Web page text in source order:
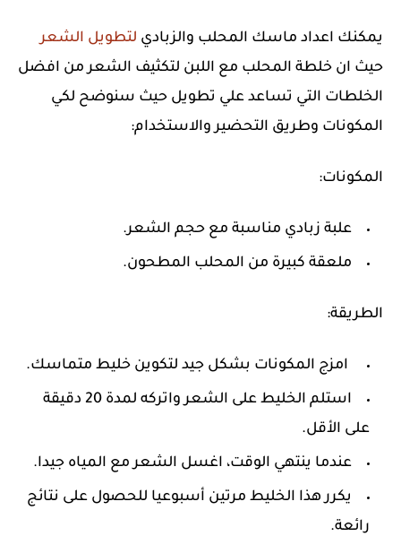
يمكنك اعداد ماسك المحلب والزبادي لتطويل الشعر
حيث ان خلطة المحلب مع اللبن لتكثيف الشعر من افضل
الخلطات التي تساعد علي تطويل حيث سنوضح لكي
المكونات وطريق التحضير والاستخدام:
المكونات:
علبة زبادي مناسبة مع حجم الشعر.
ملعقة كبيرة من المحلب المطحون.
الطريقة:
امزج المكونات بشكل جيد لتكوين خليط متماسك.
استلم الخليط على الشعر واتركه لمدة 20 دقيقة
على الأقل.
عندما ينتهي الوقت، اغسل الشعر مع المياه جيدا.
يكرر هذا الخليط مرتين أسبوعيا للحصول على نتائج
رائعة.